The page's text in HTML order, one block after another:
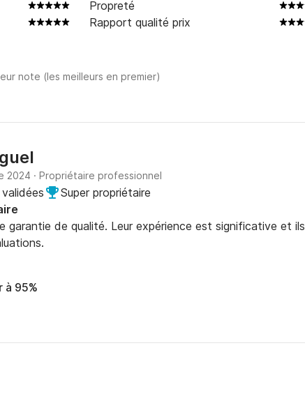
Propreté
Rapport qualité prix
note (les meilleurs en premier)
2024 · Propriétaire professionnel
Super propriétaire
garantie de qualité. Leur expérience est significative et ils
à 95%